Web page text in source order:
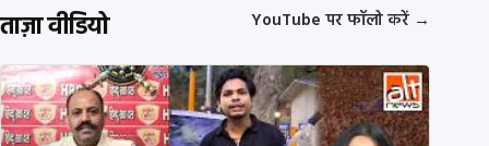
ताज़ा वीडियो YouTube पर फॉलो करें →